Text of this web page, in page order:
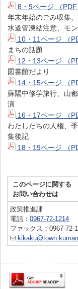
8・9ページ （PDF
年末年始のごみ収集
水道管凍結注意、モ
10・11ページ （
まちの話題
12・13ページ （
図書館だより
14・15ページ （
蘇陽中修学旅行、山
演
16・17ページ （
わたしたちの人権、
集後記
18・19ページ （
このページに関する
お問い合わせは
政策推進課
電話：0967-72-1214
ファックス：0967-72-